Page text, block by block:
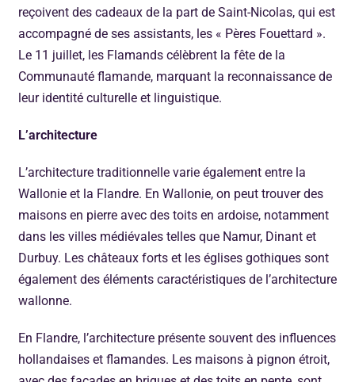
reçoivent des cadeaux de la part de Saint-Nicolas, qui est
accompagné de ses assistants, les « Pères Fouettard ».
Le 11 juillet, les Flamands célèbrent la fête de la
Communauté flamande, marquant la reconnaissance de
leur identité culturelle et linguistique.
L’architecture
L’architecture traditionnelle varie également entre la
Wallonie et la Flandre. En Wallonie, on peut trouver des
maisons en pierre avec des toits en ardoise, notamment
dans les villes médiévales telles que Namur, Dinant et
Durbuy. Les châteaux forts et les églises gothiques sont
également des éléments caractéristiques de l’architecture
wallonne.
En Flandre, l’architecture présente souvent des influences
hollandaises et flamandes. Les maisons à pignon étroit,